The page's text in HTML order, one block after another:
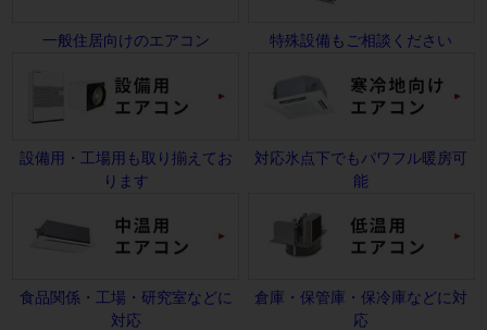
一般住居向けのエアコン 特殊設備もご相談ください
設備用・工場用も取り揃えてお
ります
対応氷点下でもパワフル暖房可
能
食品関係・工場・研究室などに
対応
倉庫・保管庫・保冷庫などに対
応